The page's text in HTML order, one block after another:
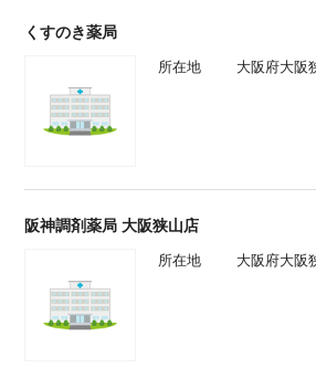
くすのき薬局
所在地 大阪府大阪
阪神調剤薬局 大阪狭山店
所在地 大阪府大阪